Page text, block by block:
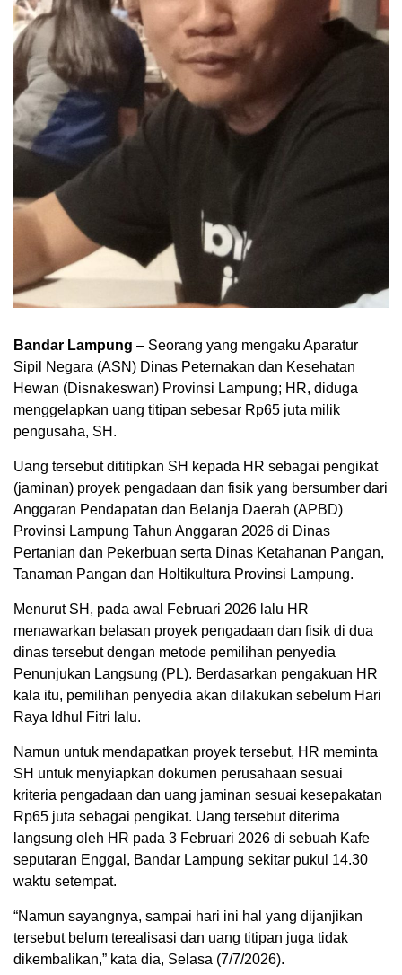
Bandar Lampung – Seorang yang mengaku Aparatur
Sipil Negara (ASN) Dinas Peternakan dan Kesehatan
Hewan (Disnakeswan) Provinsi Lampung; HR, diduga
menggelapkan uang titipan sebesar Rp65 juta milik
pengusaha, SH.
Uang tersebut dititipkan SH kepada HR sebagai pengikat
(jaminan) proyek pengadaan dan fisik yang bersumber dari
Anggaran Pendapatan dan Belanja Daerah (APBD)
Provinsi Lampung Tahun Anggaran 2026 di Dinas
Pertanian dan Pekerbuan serta Dinas Ketahanan Pangan,
Tanaman Pangan dan Holtikultura Provinsi Lampung.
Menurut SH, pada awal Februari 2026 lalu HR
menawarkan belasan proyek pengadaan dan fisik di dua
dinas tersebut dengan metode pemilihan penyedia
Penunjukan Langsung (PL). Berdasarkan pengakuan HR
kala itu, pemilihan penyedia akan dilakukan sebelum Hari
Raya Idhul Fitri lalu.
Namun untuk mendapatkan proyek tersebut, HR meminta
SH untuk menyiapkan dokumen perusahaan sesuai
kriteria pengadaan dan uang jaminan sesuai kesepakatan
Rp65 juta sebagai pengikat. Uang tersebut diterima
langsung oleh HR pada 3 Februari 2026 di sebuah Kafe
seputaran Enggal, Bandar Lampung sekitar pukul 14.30
waktu setempat.
“Namun sayangnya, sampai hari ini hal yang dijanjikan
tersebut belum terealisasi dan uang titipan juga tidak
dikembalikan,” kata dia, Selasa (7/7/2026).